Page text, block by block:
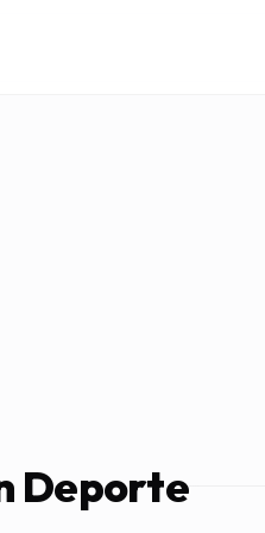
Deporte